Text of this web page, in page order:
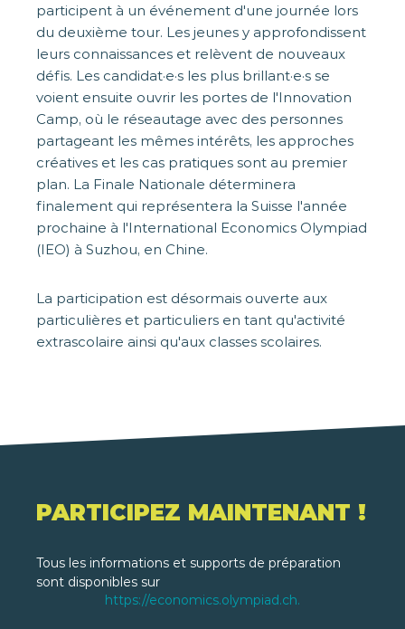
participent à un événement d'une journée lors
du deuxième tour. Les jeunes y approfondissent
leurs connaissances et relèvent de nouveaux
défis. Les candidat·e·s les plus brillant·e·s se
voient ensuite ouvrir les portes de l'Innovation
Camp, où le réseautage avec des personnes
partageant les mêmes intérêts, les approches
créatives et les cas pratiques sont au premier
plan. La Finale Nationale déterminera
finalement qui représentera la Suisse l'année
prochaine à l'International Economics Olympiad
(IEO) à Suzhou, en Chine.
La participation est désormais ouverte aux
particulières et particuliers en tant qu'activité
extrascolaire ainsi qu'aux classes scolaires.
PARTICIPEZ MAINTENANT !
Tous les informations et supports de préparation
sont disponibles sur
https://economics.olympiad.ch.